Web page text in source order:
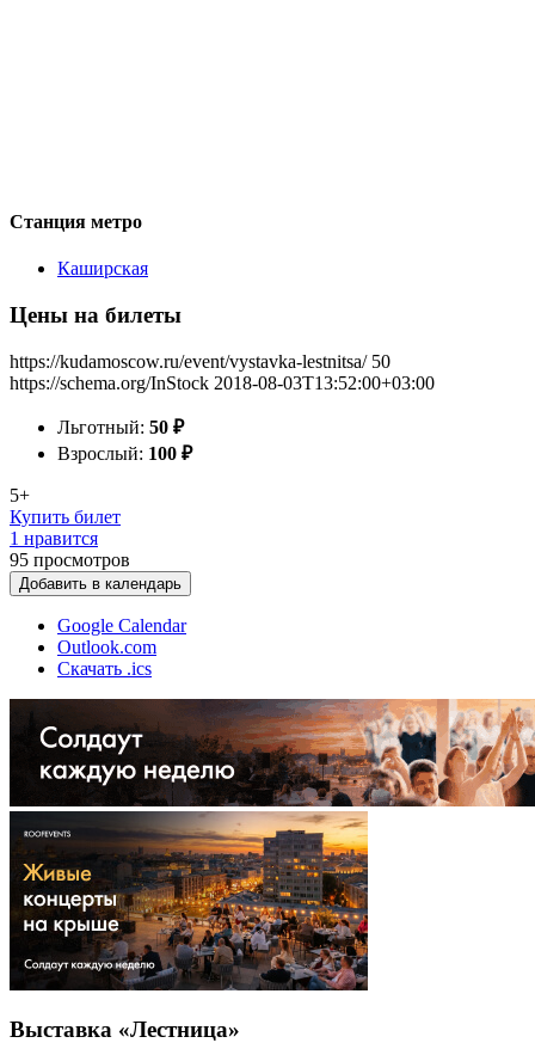
Станция метро
Каширская
Цены на билеты
https://kudamoscow.ru/event/vystavka-lestnitsa/ 50
https://schema.org/InStock 2018-08-03T13:52:00+03:00
Льготный: 50 ₽
Взрослый: 100 ₽
5+
Купить билет
1 нравится
95 просмотров
Добавить в календарь
Google Calendar
Outlook.com
Скачать .ics
Выставка «Лестница»